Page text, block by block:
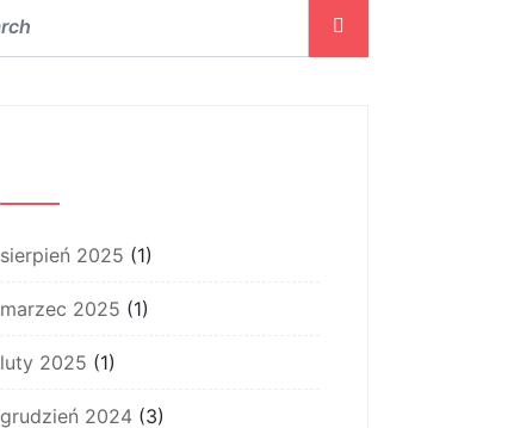
sierpień 2025 (1)
marzec 2025 (1)
luty 2025 (1)
grudzień 2024 (3)